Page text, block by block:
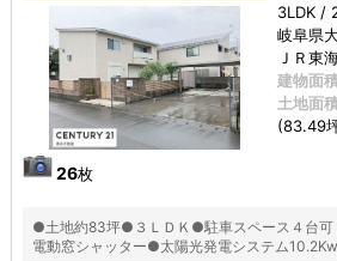
26枚
3LDK /
岐阜県
ＪＲ東
建物面
土地面
(83.49
●土地約83坪●３ＬＤＫ●駐車スペース４台可
電動窓シャッター●太陽光発電システム